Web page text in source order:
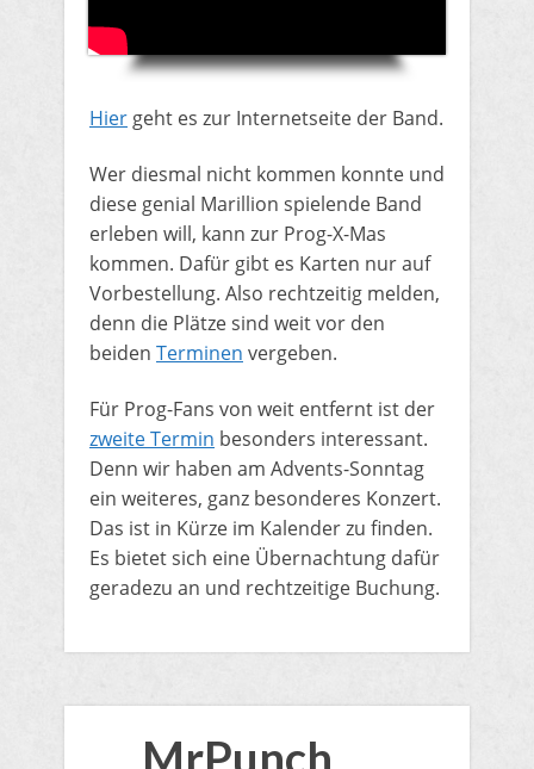
​Hier geht es zur Internetseite der Band.
​Wer diesmal nicht kommen konnte und
diese genial Marillion spielende Band
erleben will, kann zur Prog-X-Mas
kommen. Dafür gibt es Karten nur auf
Vorbestellung. Also rechtzeitig melden,
denn die Plätze sind weit vor den
beiden Terminen vergeben.
​Für Prog-Fans von weit entfernt ist der
zweite Termin besonders interessant.
Denn wir haben am Advents-Sonntag
ein weiteres, ganz besonderes Konzert.
Das ist in Kürze im Kalender zu finden.
Es bietet sich eine Übernachtung dafür
geradezu an und rechtzeitige Buchung.
MrPunch